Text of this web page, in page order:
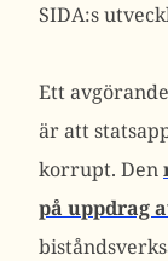
SIDA:s
Ett
är att
korrupt. Den
på uppdrag